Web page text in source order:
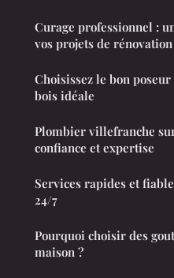
Curage professionnel :
vos projets de rénovation
Choisissez le bon
bois idéale
Plombier villefranche
confiance et expertise
Services rapides et
24/7
Pourquoi choisir des
maison ?